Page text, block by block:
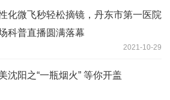
化微飞秒轻松摘镜，丹东市第一医院
科普直播圆满落幕
2021-10-29
沈阳之“一瓶烟火” 等你开盖